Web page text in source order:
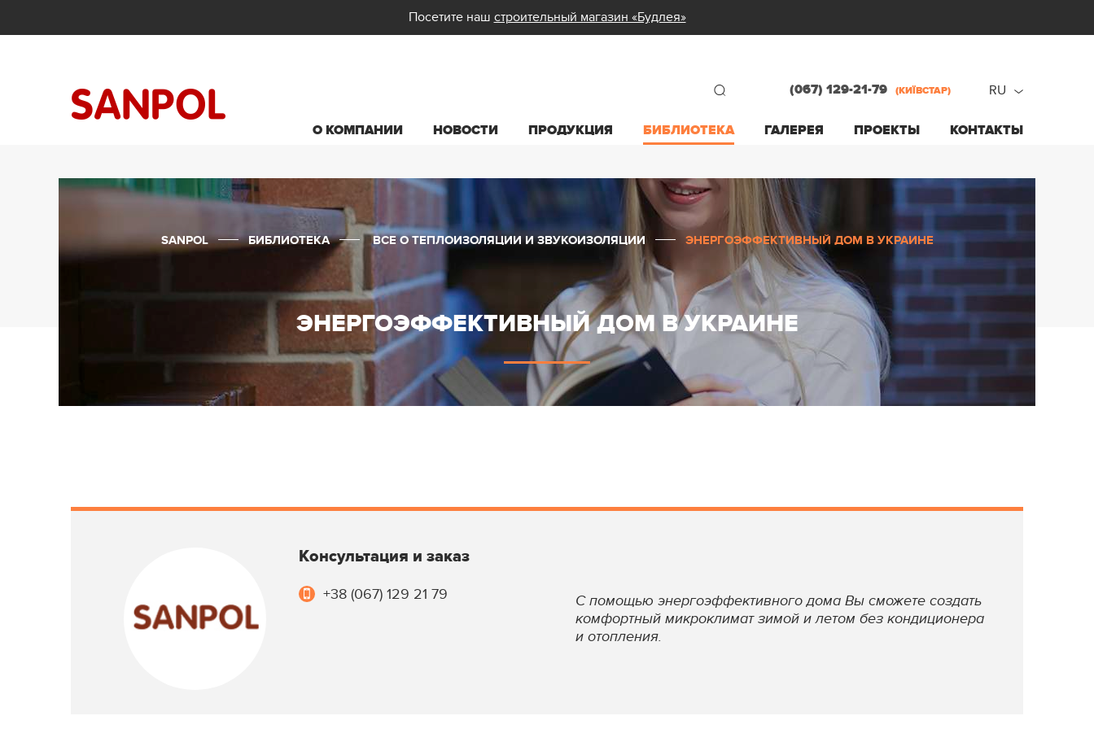
Посетите наш строительный магазин «Будлея»
О КОМПАНИИ НОВОСТИ ПРОДУКЦИЯ БИБЛИОТЕКА ГАЛЕРЕЯ ПРОЕКТЫ КОНТАКТЫ
(067) 129-21-79 (КИЇВСТАР)
RU
ua
ЭНЕРГОЭФФЕКТИВНЫЙ ДОМ В УКРАИНЕ
SANPOL БИБЛИОТЕКА ВСЕ О ТЕПЛОИЗОЛЯЦИИ И ЗВУКОИЗОЛЯЦИИ ЭНЕРГОЭФФЕКТИВНЫЙ ДОМ В УКРАИНЕ
Консультация и заказ
+38 (067) 129 21 79
С помощью энергоэффективного дома Вы сможете создать
комфортный микроклимат зимой и летом без кондиционера
и отопления.